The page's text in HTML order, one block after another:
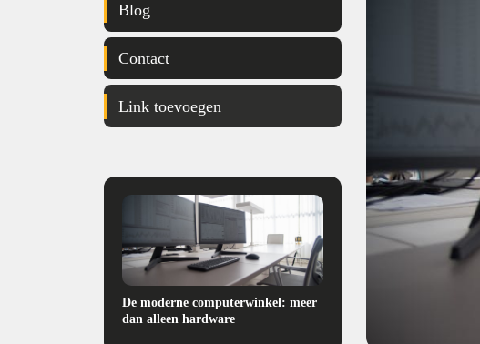
Blog
Contact
Link toevoegen
De moderne computerwinkel: meer
dan alleen hardware